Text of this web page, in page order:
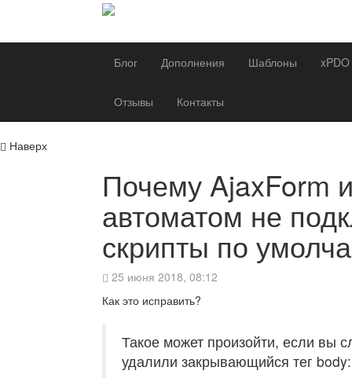
Блог Дополнения Шаблоны xPDO
Отзывы Контакты
Наверх
Почему AjaxForm
автоматом не
скрипты по
25 июня 2018, 08:12
Как это исправить?
Такое может произойти, если вы
удалили закрывающийся тег body: